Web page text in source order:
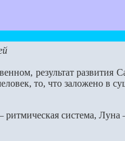
результат
то, что заложено в
система,